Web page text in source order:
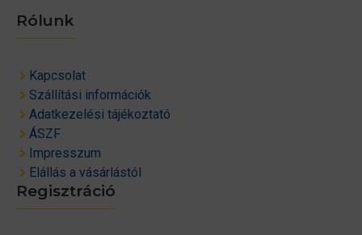
Rólunk
Kapcsolat
Szállítási információk
Adatkezelési tájékoztató
ÁSZF
Impresszum
Elállás a vásárlástól
Regisztráció